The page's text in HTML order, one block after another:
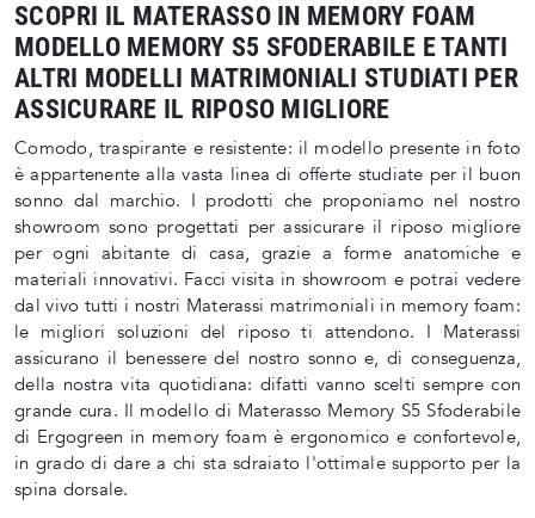
SCOPRI IL MATERASSO IN MEMORY FOAM
MODELLO MEMORY S5 SFODERABILE E TANTI
ALTRI MODELLI MATRIMONIALI STUDIATI PER
ASSICURARE IL RIPOSO MIGLIORE
Comodo, traspirante e resistente: il modello presente in foto
è appartenente alla vasta linea di offerte studiate per il buon
sonno dal marchio. I prodotti che proponiamo nel nostro
showroom sono progettati per assicurare il riposo migliore
per ogni abitante di casa, grazie a forme anatomiche e
materiali innovativi. Facci visita in showroom e potrai vedere
dal vivo tutti i nostri Materassi matrimoniali in memory foam:
le migliori soluzioni del riposo ti attendono. I Materassi
assicurano il benessere del nostro sonno e, di conseguenza,
della nostra vita quotidiana: difatti vanno scelti sempre con
grande cura. Il modello di Materasso Memory S5 Sfoderabile
di Ergogreen in memory foam è ergonomico e confortevole,
in grado di dare a chi sta sdraiato l'ottimale supporto per la
spina dorsale.